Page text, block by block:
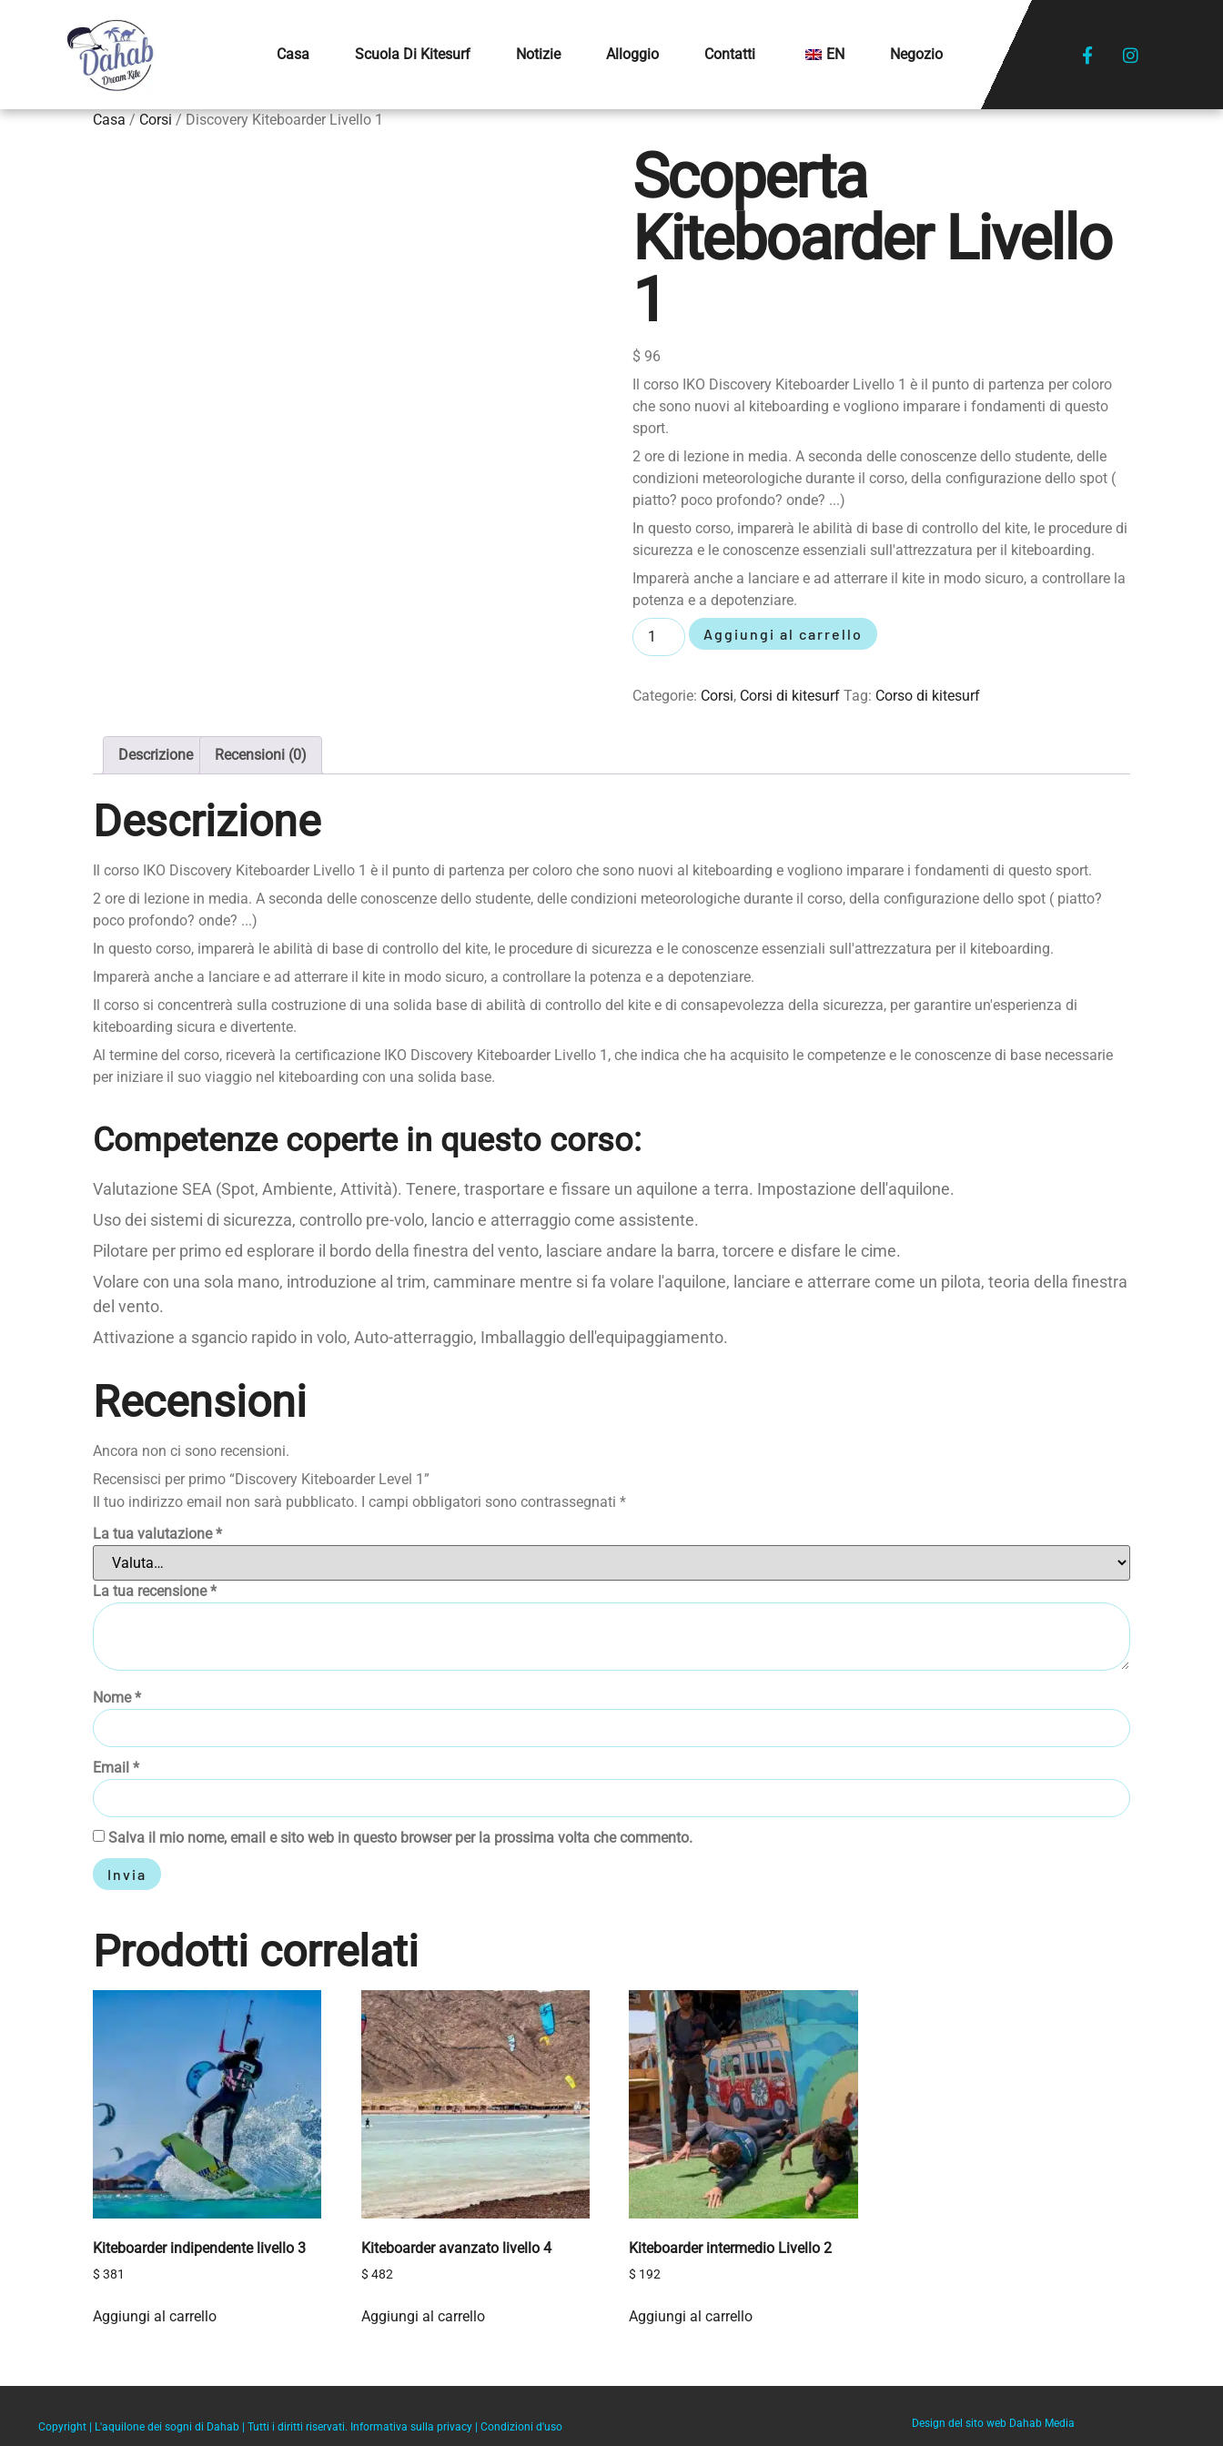
Casa Scuola Di Kitesurf Notizie Alloggio Contatti EN Negozio
Casa/Corsi/ Discovery Kiteboarder Livello 1
Scoperta
Kiteboarder Livello
1
$ 96
Il corso IKO Discovery Kiteboarder Livello 1 è il punto di partenza per coloro
che sono nuovi al kiteboarding e vogliono imparare i fondamenti di questo
sport.
2 ore di lezione in media. A seconda delle conoscenze dello studente, delle
condizioni meteorologiche durante il corso, della configurazione dello spot (
piatto? poco profondo? onde? ...)
In questo corso, imparerà le abilità di base di controllo del kite, le procedure di
sicurezza e le conoscenze essenziali sull'attrezzatura per il kiteboarding.
Imparerà anche a lanciare e ad atterrare il kite in modo sicuro, a controllare la
potenza e a depotenziare.
Aggiungi al carrello
Categorie: Corsi, Corsi di kitesurf Tag: Corso di kitesurf
Descrizione Recensioni (0)
Descrizione
Il corso IKO Discovery Kiteboarder Livello 1 è il punto di partenza per coloro che sono nuovi al kiteboarding e vogliono imparare i fondamenti di questo sport.
2 ore di lezione in media. A seconda delle conoscenze dello studente, delle condizioni meteorologiche durante il corso, della configurazione dello spot ( piatto?
poco profondo? onde? ...)
In questo corso, imparerà le abilità di base di controllo del kite, le procedure di sicurezza e le conoscenze essenziali sull'attrezzatura per il kiteboarding.
Imparerà anche a lanciare e ad atterrare il kite in modo sicuro, a controllare la potenza e a depotenziare.
Il corso si concentrerà sulla costruzione di una solida base di abilità di controllo del kite e di consapevolezza della sicurezza, per garantire un'esperienza di
kiteboarding sicura e divertente.
Al termine del corso, riceverà la certificazione IKO Discovery Kiteboarder Livello 1, che indica che ha acquisito le competenze e le conoscenze di base necessarie
per iniziare il suo viaggio nel kiteboarding con una solida base.
Competenze coperte in questo corso:
Valutazione SEA (Spot, Ambiente, Attività). Tenere, trasportare e fissare un aquilone a terra. Impostazione dell'aquilone.
Uso dei sistemi di sicurezza, controllo pre-volo, lancio e atterraggio come assistente.
Pilotare per primo ed esplorare il bordo della finestra del vento, lasciare andare la barra, torcere e disfare le cime.
Volare con una sola mano, introduzione al trim, camminare mentre si fa volare l'aquilone, lanciare e atterrare come un pilota, teoria della finestra
del vento.
Attivazione a sgancio rapido in volo, Auto-atterraggio, Imballaggio dell'equipaggiamento.
Recensioni
Ancora non ci sono recensioni.
Recensisci per primo “Discovery Kiteboarder Level 1”
Il tuo indirizzo email non sarà pubblicato. I campi obbligatori sono contrassegnati *
La tua valutazione*
La tua recensione*
Nome*
Email *
Salva il mio nome, email e sito web in questo browser per la prossima volta che commento.
Prodotti correlati
Kiteboarder indipendente livello 3
$ 381
Aggiungi al carrello
Kiteboarder avanzato livello 4
$ 482
Aggiungi al carrello
Kiteboarder intermedio Livello 2
$ 192
Aggiungi al carrello
Copyright | L'aquilone dei sogni di Dahab | Tutti i diritti riservati. Informativa sulla privacy | Condizioni d'uso Design del sito web Dahab Media